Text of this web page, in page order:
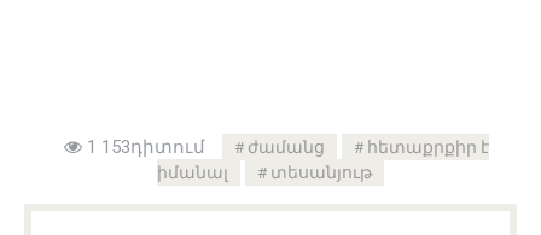
1 153դիտում ժամանց
հետաքրքիր է
իմանալ
տեսանյութ